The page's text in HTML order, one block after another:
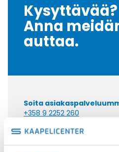
Kysyttävää?
Anna
auttaa.
Soita
+358 9 2252 260
Tai lähetä sähköpostia
myynti@kaapelicenter.fi